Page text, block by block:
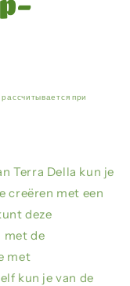
рассчитывается при
Terra Della kun je
creëren met een
deze
met de
met
kun je van de